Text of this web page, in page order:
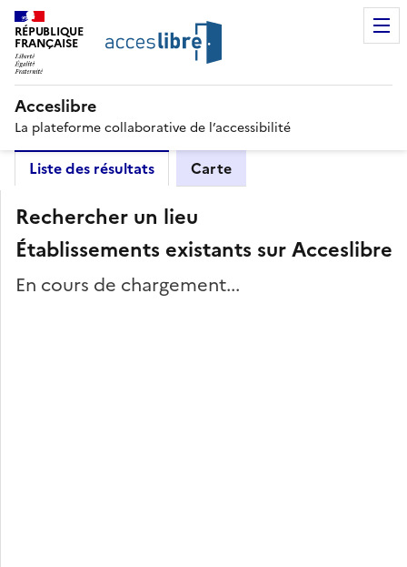
RÉPUBLIQUE
FRANÇAISE
Acceslibre
La plateforme collaborative de l’accessibilité
Liste des résultats Carte
Rechercher un lieu
Établissements existants sur Acceslibre
En cours de chargement...